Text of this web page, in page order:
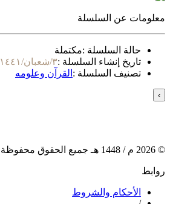
معلومات عن السلسلة
حالة السلسلة :مكتملة
تاريخ إنشاء السلسلة :٣/شعبان/١٤٤١
تصنيف السلسلة : القرآن وعلومه
›
©
2026 م / 1448 هـ جميع الحقوق محفوظة
روابط
الأحكام والشروط